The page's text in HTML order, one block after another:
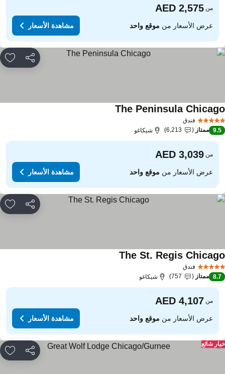
من
عرض الأسعار منموقع واحد مشاهدة الأسعار
مشاركة
فندق
The Peninsula
9.5 ممتاز 6,213 شيكاغو
من
عرض الأسعار منموقع واحد مشاهدة الأسعار
مشاركة
فندق
The St. Regis
8.7 ممتاز 757 شيكاغو
من
عرض الأسعار منموقع واحد مشاهدة الأسعار
مشاركة
شائع